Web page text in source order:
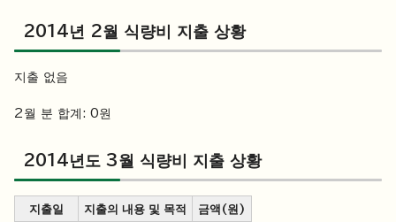
2014년 2월 식량비 지출 상황
지출 없음
2월 분 합계: 0원
2014년도 3월 식량비 지출 상황
지출일 지출의 내용 및 목적 금액(원)